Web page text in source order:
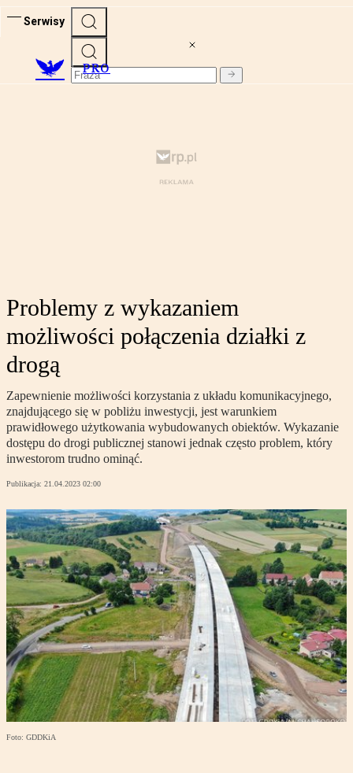
Serwisy
PRO
Problemy z wykazaniem
możliwości połączenia działki z
drogą
Zapewnienie możliwości korzystania z układu komunikacyjnego,
znajdującego się w pobliżu inwestycji, jest warunkiem
prawidłowego użytkowania wybudowanych obiektów. Wykazanie
dostępu do drogi publicznej stanowi jednak często problem, który
inwestorom trudno ominąć.
Publikacja: 21.04.2023 02:00
Foto: GDDKiA